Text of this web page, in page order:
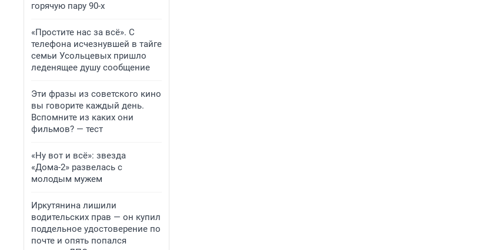
горячую пару 90-х
«Простите нас за всё». С
телефона исчезнувшей в тайге
семьи Усольцевых пришло
леденящее душу сообщение
Эти фразы из советского кино
вы говорите каждый день.
Вспомните из каких они
фильмов? — тест
«Ну вот и всё»: звезда
«Дома-2» развелась с
молодым мужем
Иркутянина лишили
водительских прав — он купил
поддельное удостоверение по
почте и опять попался